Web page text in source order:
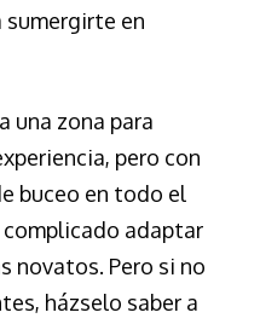
en
una zona para
pero con
buceo en todo el
adaptar
novatos. Pero si no
házselo saber a